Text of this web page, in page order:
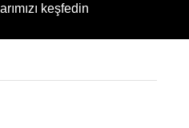
Facebook
Instagram
keşfedin